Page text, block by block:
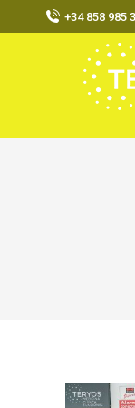
+34 858 985